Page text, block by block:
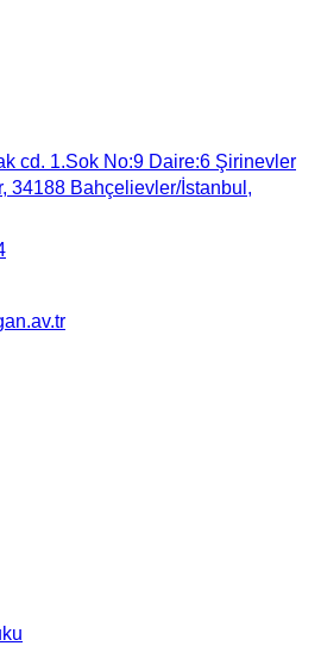
cd. 1.Sok No:9 Daire:6 Şirinevler
34188 Bahçelievler/İstanbul,